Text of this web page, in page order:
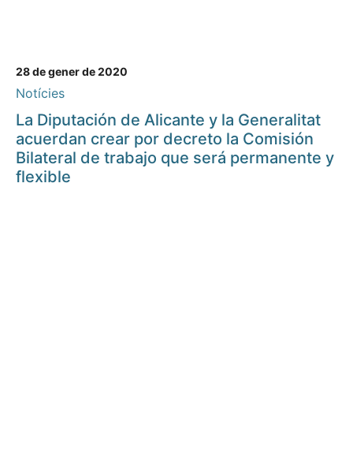
28 de gener de 2020
Notícies
La Diputación de Alicante y la Generalitat
acuerdan crear por decreto la Comisión
Bilateral de trabajo que será permanente y
flexible